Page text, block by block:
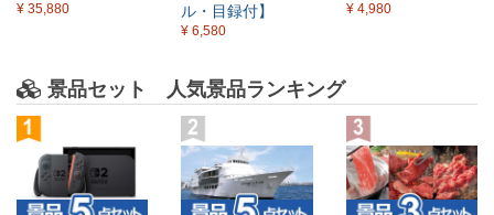
¥ 35,880
ル・目録付】
¥ 6,580
¥ 4,980
景品セット 人気景品ランキング